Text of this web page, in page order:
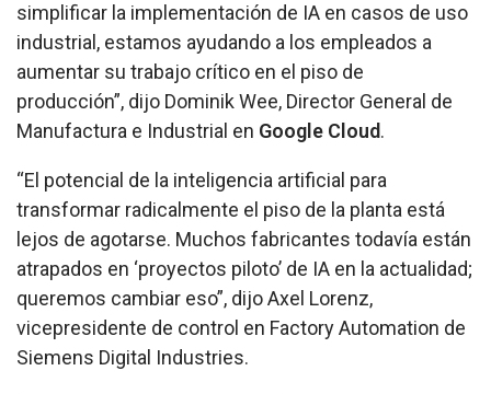
simplificar la implementación de IA en casos de uso
industrial, estamos ayudando a los empleados a
aumentar su trabajo crítico en el piso de
producción”, dijo Dominik Wee, Director General de
Manufactura e Industrial en Google Cloud.
“El potencial de la inteligencia artificial para
transformar radicalmente el piso de la planta está
lejos de agotarse. Muchos fabricantes todavía están
atrapados en ‘proyectos piloto’ de IA en la actualidad;
queremos cambiar eso”, dijo Axel Lorenz,
vicepresidente de control en Factory Automation de
Siemens Digital Industries.